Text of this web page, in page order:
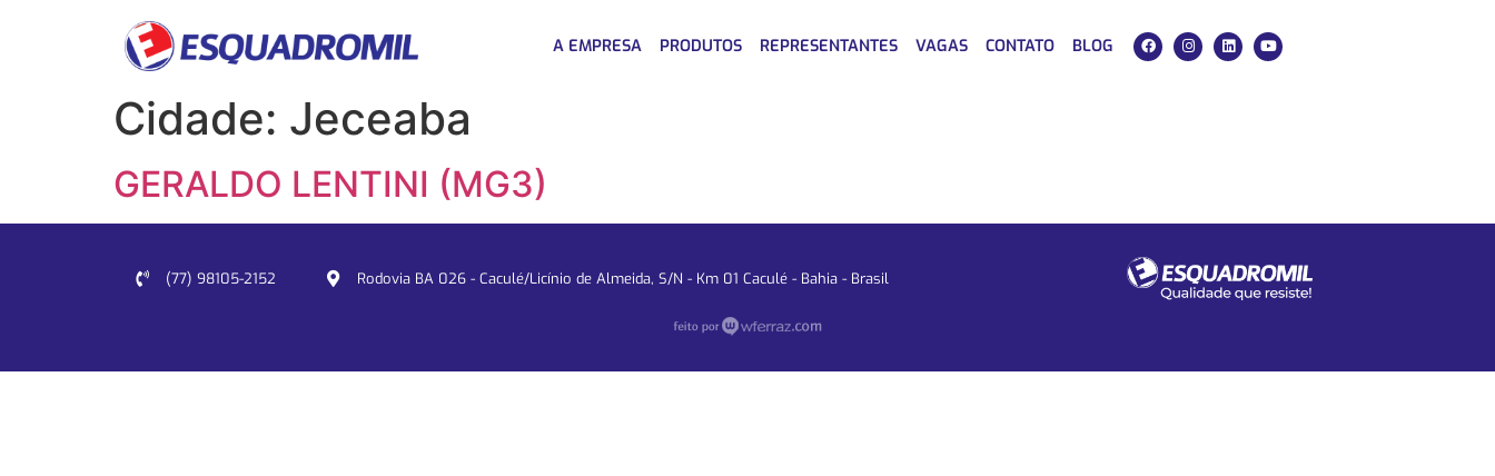
A EMPRESA PRODUTOS REPRESENTANTES VAGAS CONTATO BLOG
Cidade: Jeceaba
GERALDO LENTINI (MG3)
(77) 98105-2152 Rodovia BA 026 - Caculé/Licínio de Almeida, S/N - Km 01 Caculé - Bahia - Brasil